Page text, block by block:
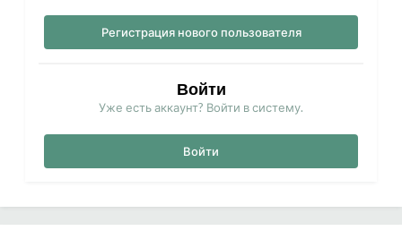
Регистрация нового пользователя
Войти
Уже есть аккаунт? Войти в систему.
Войти